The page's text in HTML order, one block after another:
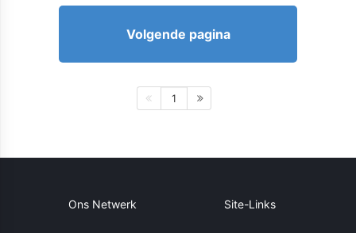
Volgende pagina
1
Ons Netwerk Site-Links